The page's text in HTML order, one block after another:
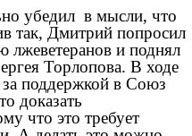
убедил в мысли, что
так, Дмитрий попросил
лжеветеранов и поднял
Торлопова. В ходе
поддержкой в Союз
доказать
что это требует